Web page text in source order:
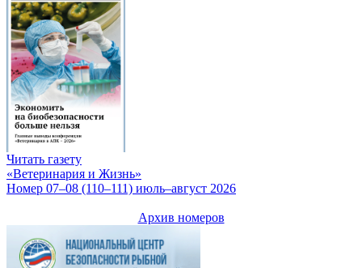
Читать газету
«Ветеринария и Жизнь»
Номер 07–08 (110–111) июль–август 2026
Архив номеров